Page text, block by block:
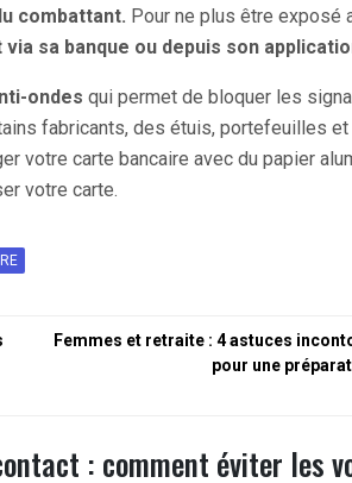
combattant. Pour ne plus être exposé
sa banque ou depuis son
ondes qui permet de bloquer les
fabricants, des étuis, portefeuilles et
votre carte bancaire avec du papier
votre carte.
Femmes et retraite : 4 astuces
pour une
: comment éviter les